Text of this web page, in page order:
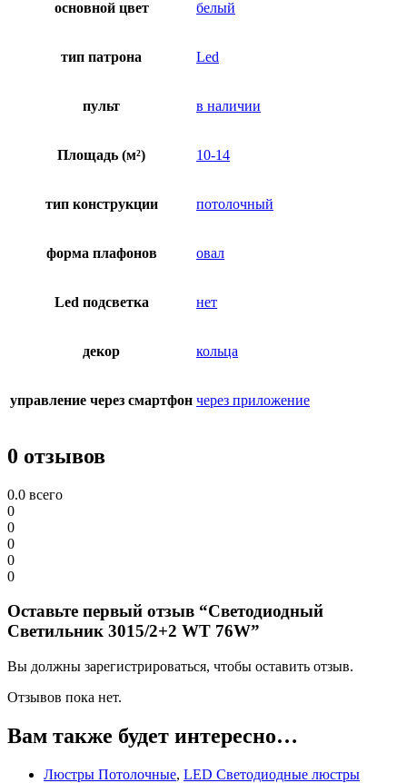
основной цвет белый
тип патрона Led
пульт в наличии
Площадь (м²) 10-14
тип конструкции потолочный
форма плафонов овал
Led подсветка нет
декор кольца
управление через смартфон через приложение
0 отзывов
0.0 всего
0
0
0
0
0
Оставьте первый отзыв “Светодиодный
Светильник 3015/2+2 WT 76W”
Вы должны зарегистрироваться, чтобы оставить отзыв.
Отзывов пока нет.
Вам также будет интересно…
Люстры Потолочные, LED Светодиодные люстры